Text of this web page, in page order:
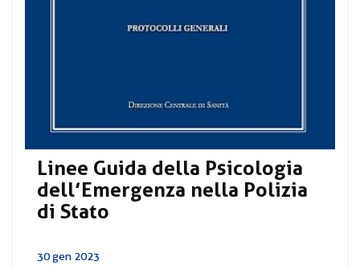
Linee Guida della Psicologia
dell’Emergenza nella Polizia
di Stato
30 gen 2023